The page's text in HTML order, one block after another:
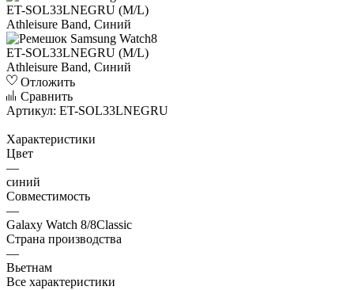
Отложить
Сравнить
Артикул: ET-SOL33LNEGRU
Характеристики
Цвет
—
синий
Совместимость
—
Galaxy Watch 8/8Classic
Страна производства
—
Вьетнам
Все характеристики